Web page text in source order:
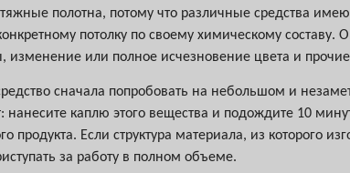
полотна, потому что различные средства
потолку по своему химическому составу.
или полное исчезновение цвета и прочие
сначала попробовать на небольшом и
каплю этого вещества и подождите 10
Если структура материала, из которого
за работу в полном объеме.